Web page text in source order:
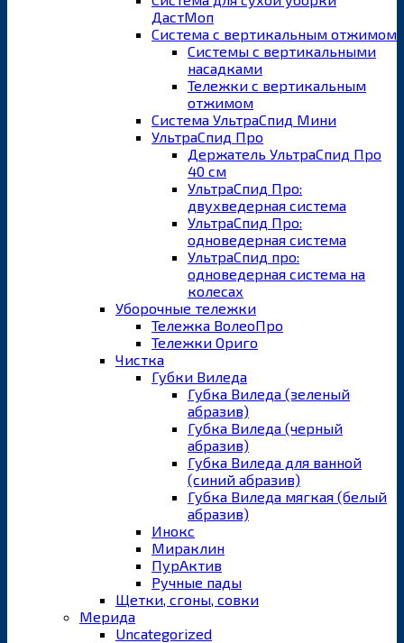
ДастМоп
Система с вертикальным отжимом
Системы с вертикальными
насадками
Тележки с вертикальным
отжимом
Система УльтраСпид Мини
УльтраСпид Про
Держатель УльтраСпид Про
40 см
УльтраСпид Про:
двухведерная система
УльтраСпид Про:
одноведерная система
УльтраСпид про:
одноведерная система на
колесах
Уборочные тележки
Тележка ВолеоПро
Тележки Ориго
Чистка
Губки Виледа
Губка Виледа (зеленый
абразив)
Губка Виледа (черный
абразив)
Губка Виледа для ванной
(синий абразив)
Губка Виледа мягкая (белый
абразив)
Инокс
Мираклин
ПурАктив
Ручные пады
Щетки, сгоны, совки
Мерида
Uncategorized